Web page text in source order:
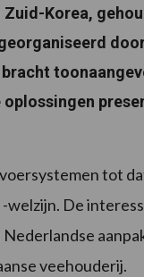
Korea,
tot
welzijn. De
veehouderij.